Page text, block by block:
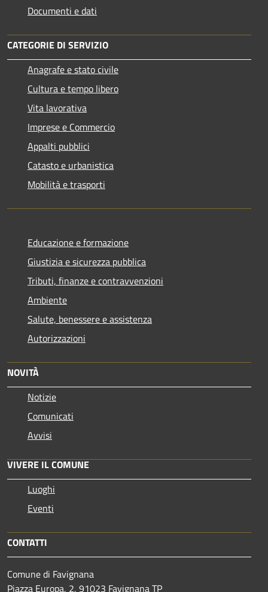
Documenti e dati
CATEGORIE DI SERVIZIO
Anagrafe e stato civile
Cultura e tempo libero
Vita lavorativa
Imprese e Commercio
Appalti pubblici
Catasto e urbanistica
Mobilità e trasporti
Educazione e formazione
Giustizia e sicurezza pubblica
Tributi, finanze e contravvenzioni
Ambiente
Salute, benessere e assistenza
Autorizzazioni
NOVITÀ
Notizie
Comunicati
Avvisi
VIVERE IL COMUNE
Luoghi
Eventi
CONTATTI
Comune di Favignana
Piazza Europa, 2, 91023 Favignana TP